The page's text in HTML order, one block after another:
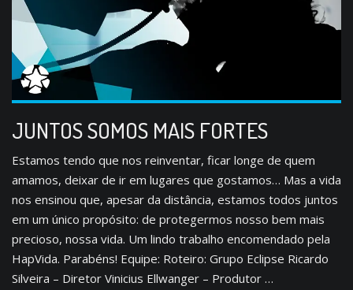
JUNTOS SOMOS MAIS FORTES
Estamos tendo que nos reinventar, ficar longe de quem
amamos, deixar de ir em lugares que gostamos… Mas a vida
nos ensinou que, apesar da distância, estamos todos juntos
em um único propósito: de protegermos nosso bem mais
precioso, nossa vida. Um lindo trabalho encomendado pela
HapVida. Parabéns! Equipe: Roteiro: Grupo Eclipse Ricardo
Silveira – Diretor Vinicius Ellwanger – Produtor …